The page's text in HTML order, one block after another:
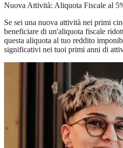
Nuova Attività: Aliquota Fiscale al
Se sei una nuova attività nei primi
beneficiare di un'aliquota fiscale
questa aliquota al tuo reddito
significativi nei tuoi primi anni di